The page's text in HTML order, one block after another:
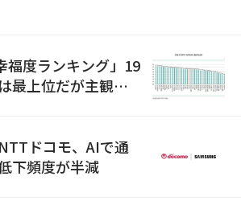
福度ランキング」19
最上位だが主観的
ドコモ、AIで通
下頻度が半減